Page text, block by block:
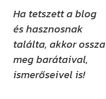
Ha tetszett a blog
és hasznosnak
találta, akkor ossza
meg barátaival,
ismerőseivel is!